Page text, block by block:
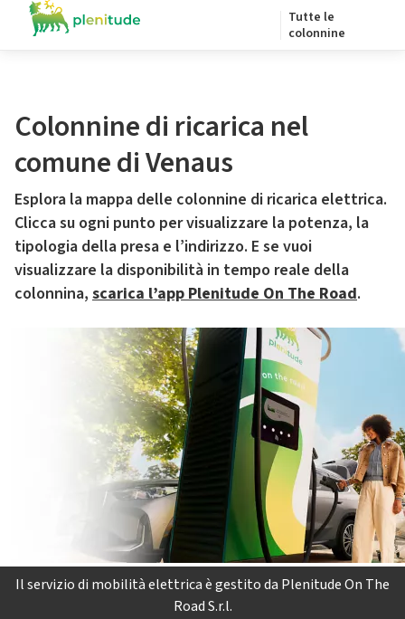
Tutte le
colonnine
Colonnine di ricarica nel
comune di Venaus
Esplora la mappa delle colonnine di ricarica elettrica.
Clicca su ogni punto per visualizzare la potenza, la
tipologia della presa e l’indirizzo. E se vuoi
visualizzare la disponibilità in tempo reale della
colonnina, scarica l’app Plenitude On The Road.
Il servizio di mobilità elettrica è gestito da Plenitude On The
Road S.r.l.